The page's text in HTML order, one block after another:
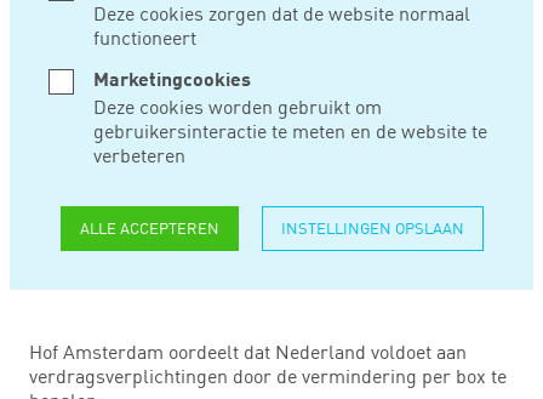
Deze cookies zorgen dat de website normaal
functioneert
Marketingcookies
Deze cookies worden gebruikt om
gebruikersinteractie te meten en de website te
verbeteren
ALLE ACCEPTEREN INSTELLINGEN OPSLAAN
VOORKOMING
DUBBELE
BELASTING BIJ
TWEEDE WONING IN
SPANJE
Hof Amsterdam oordeelt dat Nederland voldoet aan
verdragsverplichtingen door de vermindering per box te